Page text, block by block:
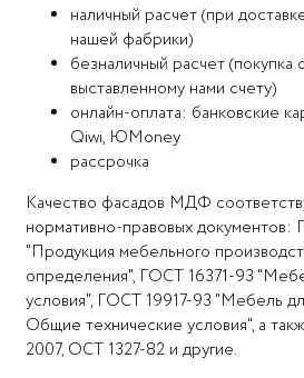
наличный расчет (при
нашей фабрики)
безналичный расчет (покупка
выставленному нами счету)
онлайн-оплата: банковские
Qiwi, ЮMoney
рассрочка
Качество фасадов МДФ
нормативно-правовых
"Продукция мебельного
определения", ГОСТ 16371-93
условия", ГОСТ 19917-93 "Мебель
Общие технические условия", а
2007, ОСТ 1327-82 и другие.